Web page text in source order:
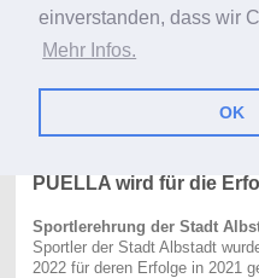
einverstanden, dass wir
Mehr Infos.
OK
PUELLA wird für die
Sportlerehrung der Stadt
Sportler der Stadt Albstadt
2022 für deren Erfolge in 2021